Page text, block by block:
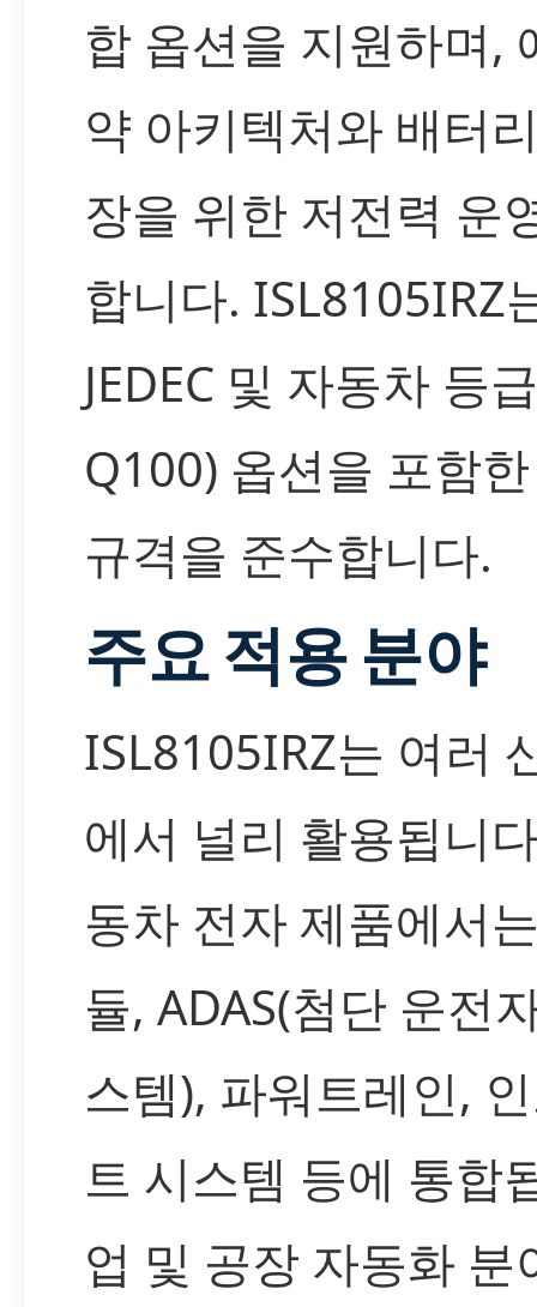
합 옵션을 지원하며,
약 아키텍처와 배터
장을 위한 저전력 운
합니다. ISL8105IRZ
JEDEC 및 자동차 등
Q100) 옵션을 포함
규격을 준수합니다.
주요 적용 분야
ISL8105IRZ는 여러
에서 널리 활용됩니
동차 전자 제품에서
듈, ADAS(첨단 운전
스템), 파워트레인,
트 시스템 등에 통합
업 및 공장 자동화 분